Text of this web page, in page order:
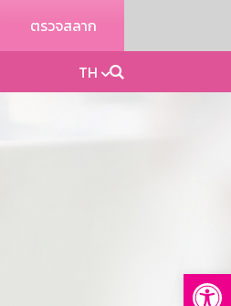
ตรวจสลาก
TH